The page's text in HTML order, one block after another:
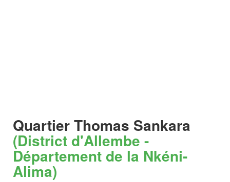
Quartier Thomas Sankara
(District d'Allembe -
Département de la Nkéni-
Alima)